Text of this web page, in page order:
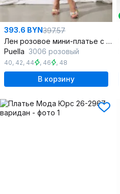
393.6 BYN397.57
Лен розовое мини-платье с эффектным декольте и поясом
Puella 3006 розовый
40, 42, 44 , 46 , 48
В корзину